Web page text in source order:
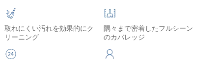
取れにくい汚れを効果的にク
リーニング
隅々まで密着したフルシーン
のカバレッジ